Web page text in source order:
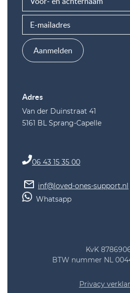
Aanmelden
Adres
Van der Duinstraat 41
5161 BL Sprang-Capelle
06 43 15 35 00
inf@loved-ones-support.nl
Whatsapp
KvK
BTW nummer NL
Privacy